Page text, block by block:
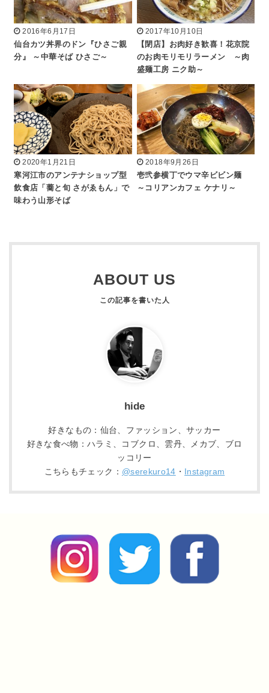
2016年6月17日
仙台カツ丼界のドン『ひさご親
分』 ～中華そば ひさご～
2017年10月10日
【閉店】お肉好き歓喜！花京院
のお肉モリモリラーメン ～肉
盛麺工房 ニク助～
2020年1月21日
寒河江市のアンテナショップ型
飲食店「蕎と旬 さがゑもん」で
味わう山形そば
2018年9月26日
壱弐参横丁でウマ辛ビビン麺
～コリアンカフェ ケナリ～
ABOUT US
hide
好きなもの：仙台、ファッション、サッカー
好きな食べ物：ハラミ、コブクロ、雲丹、メカブ、ブロ
ッコリー
こちらもチェック： @serekuro14 ・ Instagram